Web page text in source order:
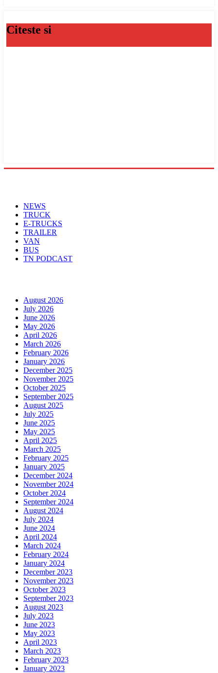
Citeste si
NEWS
TRUCK
E-TRUCKS
TRAILER
VAN
BUS
TN PODCAST
August 2026
July 2026
June 2026
May 2026
April 2026
March 2026
February 2026
January 2026
December 2025
November 2025
October 2025
September 2025
August 2025
July 2025
June 2025
May 2025
April 2025
March 2025
February 2025
January 2025
December 2024
November 2024
October 2024
September 2024
August 2024
July 2024
June 2024
April 2024
March 2024
February 2024
January 2024
December 2023
November 2023
October 2023
September 2023
August 2023
July 2023
June 2023
May 2023
April 2023
March 2023
February 2023
January 2023